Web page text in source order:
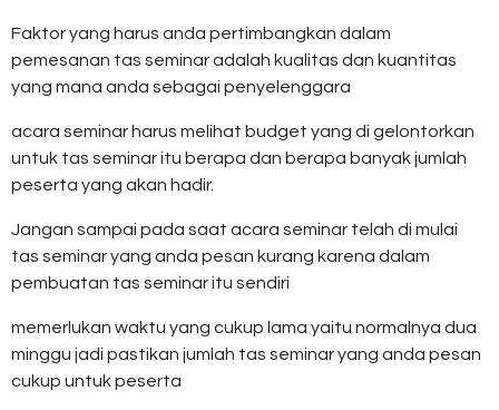
Faktor yang harus anda pertimbangkan dalam
pemesanan tas seminar adalah kualitas dan kuantitas
yang mana anda sebagai penyelenggara
acara seminar harus melihat budget yang di gelontorkan
untuk tas seminar itu berapa dan berapa banyak jumlah
peserta yang akan hadir.
Jangan sampai pada saat acara seminar telah di mulai
tas seminar yang anda pesan kurang karena dalam
pembuatan tas seminar itu sendiri
memerlukan waktu yang cukup lama yaitu normalnya dua
minggu jadi pastikan jumlah tas seminar yang anda pesan
cukup untuk peserta